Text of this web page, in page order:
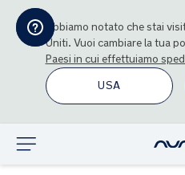
Abbiamo notato che stai
Uniti. Vuoi cambiare la tua
Paesi in cui effettuiamo
USA